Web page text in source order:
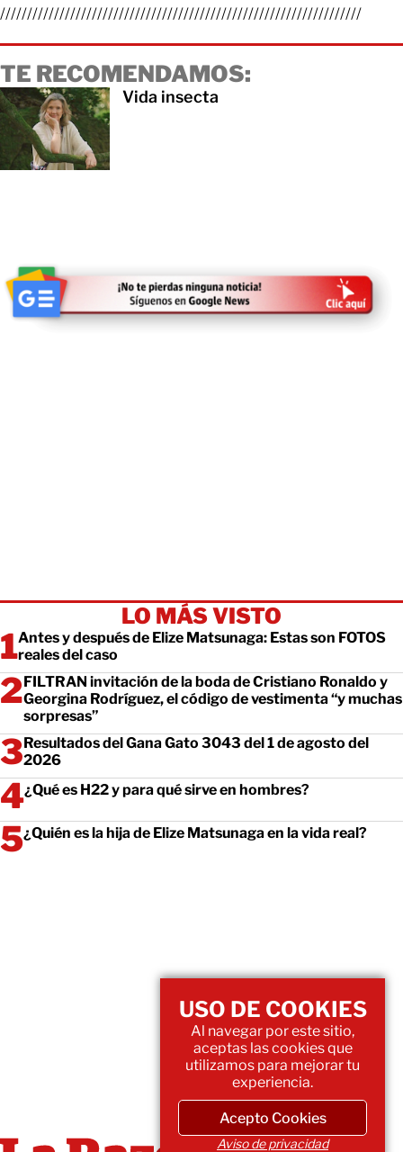
///////////////////////////////////////////////////////////////////
TE RECOMENDAMOS:
Vida insecta
LO MÁS VISTO
Antes y después de Elize Matsunaga: Estas son FOTOS
reales del caso
FILTRAN invitación de la boda de Cristiano Ronaldo y
Georgina Rodríguez, el código de vestimenta “y muchas
sorpresas”
Resultados del Gana Gato 3043 del 1 de agosto del
2026
¿Qué es H22 y para qué sirve en hombres?
¿Quién es la hija de Elize Matsunaga en la vida real?
USO DE COOKIES
Al navegar por este sitio,
aceptas las cookies que
utilizamos para mejorar tu
experiencia.
Acepto Cookies
Aviso de privacidad